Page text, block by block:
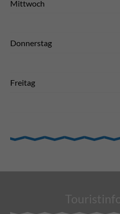
Mittwoch
Donnerstag
Freitag